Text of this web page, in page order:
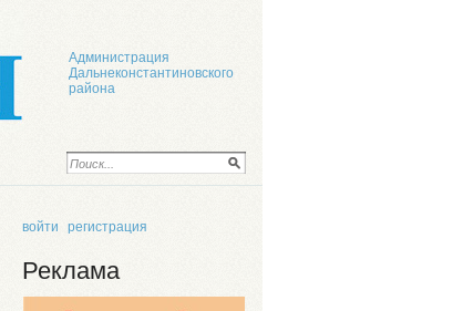
Администрация
Дальнеконстантиновского
района
войти регистрация
Реклама